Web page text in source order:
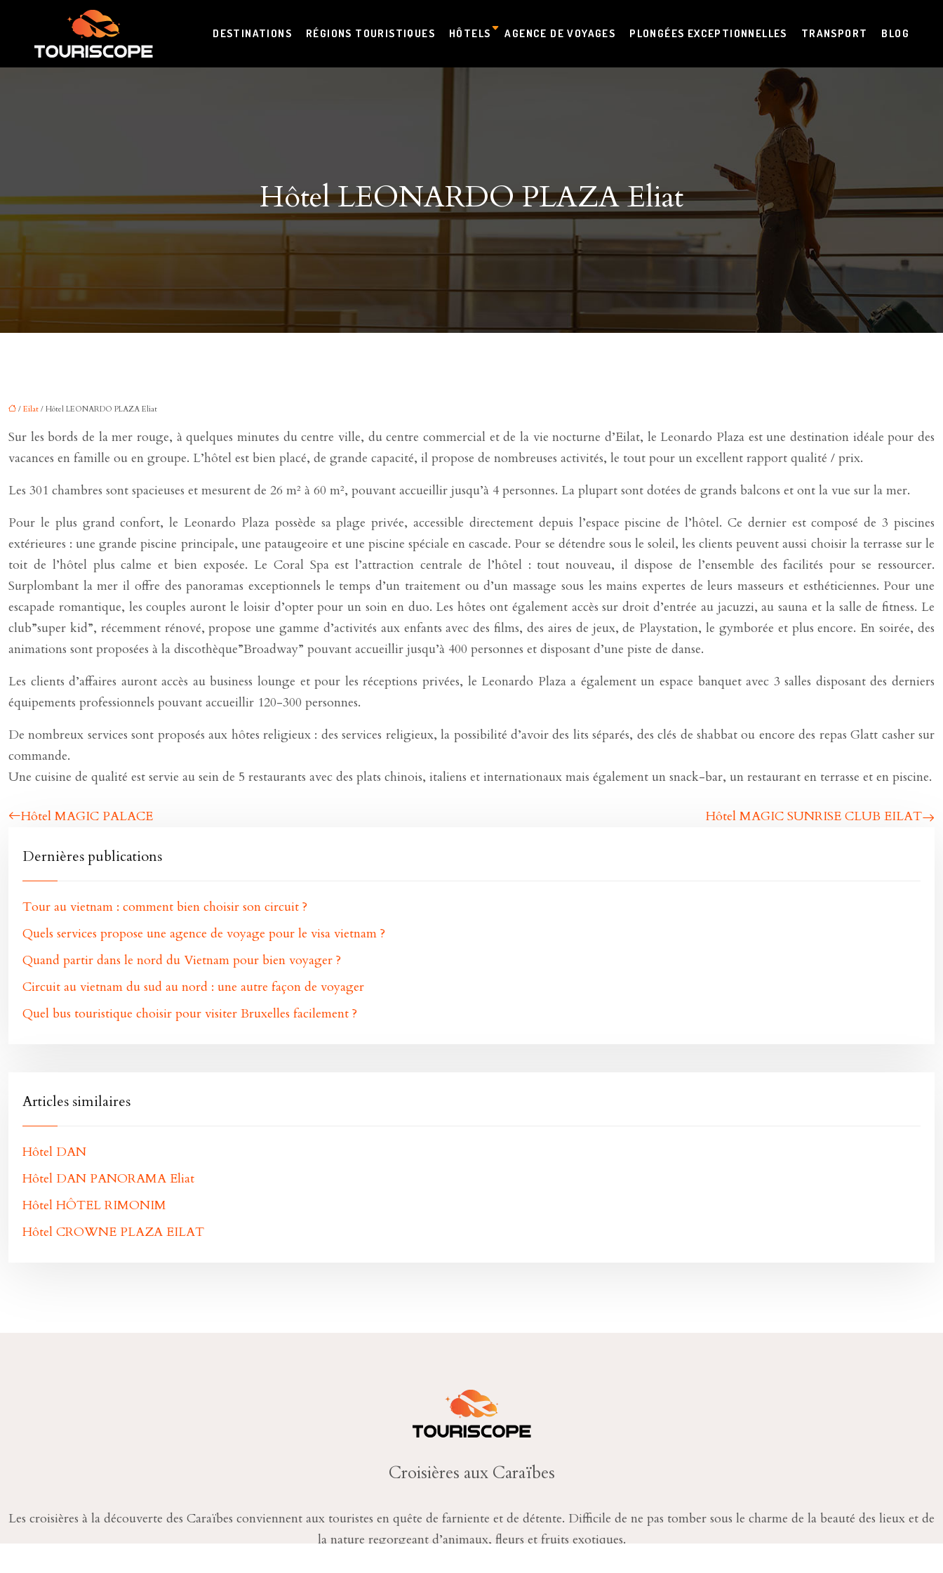
DESTINATIONS RÉGIONS TOURISTIQUES HÔTELS AGENCE DE VOYAGES PLONGÉES EXCEPTIONNELLES TRANSPORT BLOG
Hôtel LEONARDO PLAZA Eliat
/Eilat / Hôtel LEONARDO PLAZA Eliat
Sur les bords de la mer rouge, à quelques minutes du centre ville, du centre commercial et de la vie nocturne d’Eilat, le Leonardo Plaza est une destination idéale pour des
vacances en famille ou en groupe. L’hôtel est bien placé, de grande capacité, il propose de nombreuses activités, le tout pour un excellent rapport qualité / prix.
Les 301 chambres sont spacieuses et mesurent de 26 m² à 60 m², pouvant accueillir jusqu’à 4 personnes. La plupart sont dotées de grands balcons et ont la vue sur la mer.
Pour le plus grand confort, le Leonardo Plaza possède sa plage privée, accessible directement depuis l’espace piscine de l’hôtel. Ce dernier est composé de 3 piscines
extérieures : une grande piscine principale, une pataugeoire et une piscine spéciale en cascade. Pour se détendre sous le soleil, les clients peuvent aussi choisir la terrasse sur le
toit de l’hôtel plus calme et bien exposée. Le Coral Spa est l’attraction centrale de l’hôtel : tout nouveau, il dispose de l’ensemble des facilités pour se ressourcer.
Surplombant la mer il offre des panoramas exceptionnels le temps d’un traitement ou d’un massage sous les mains expertes de leurs masseurs et esthéticiennes. Pour une
escapade romantique, les couples auront le loisir d’opter pour un soin en duo. Les hôtes ont également accès sur droit d’entrée au jacuzzi, au sauna et la salle de fitness. Le
club”super kid”, récemment rénové, propose une gamme d’activités aux enfants avec des films, des aires de jeux, de Playstation, le gymborée et plus encore. En soirée, des
animations sont proposées à la discothèque”Broadway” pouvant accueillir jusqu’à 400 personnes et disposant d’une piste de danse.
Les clients d’affaires auront accès au business lounge et pour les réceptions privées, le Leonardo Plaza a également un espace banquet avec 3 salles disposant des derniers
équipements professionnels pouvant accueillir 120-300 personnes.
De nombreux services sont proposés aux hôtes religieux : des services religieux, la possibilité d’avoir des lits séparés, des clés de shabbat ou encore des repas Glatt casher sur
commande.
Une cuisine de qualité est servie au sein de 5 restaurants avec des plats chinois, italiens et internationaux mais également un snack-bar, un restaurant en terrasse et en piscine.
Hôtel MAGIC PALACE Hôtel MAGIC SUNRISE CLUB EILAT
Dernières publications
Tour au vietnam : comment bien choisir son circuit ?
Quels services propose une agence de voyage pour le visa vietnam ?
Quand partir dans le nord du Vietnam pour bien voyager ?
Circuit au vietnam du sud au nord : une autre façon de voyager
Quel bus touristique choisir pour visiter Bruxelles facilement ?
Articles similaires
Hôtel DAN
Hôtel DAN PANORAMA Eliat
Hôtel HÔTEL RIMONIM
Hôtel CROWNE PLAZA EILAT
Croisières aux Caraïbes
Les croisières à la découverte des Caraïbes conviennent aux touristes en quête de farniente et de détente. Difficile de ne pas tomber sous le charme de la beauté des lieux et de
la nature regorgeant d’animaux, fleurs et fruits exotiques.